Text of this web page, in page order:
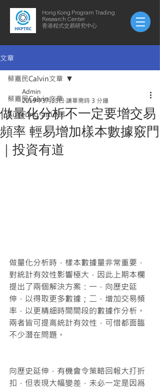
Hong Kong Program Trading
Research Center
​​香港程式交易研究中心
文章
蔡嘉民Calvin文章
AuYeung-articles
蔡嘉民Calvin文章
做量化分析不一定要增交易
頻率 輕易增加樣本數據竅門
｜投資有道
Admin
2019年3月25日 讀畢需時 3 分鐘
做量化分析時，樣本數據量非常重要，
對統計有效性影響極大，因此上期本欄
提出了兩個解決方案：一，向歷史延
伸，以得取更多數據；二，增加交易頻
率，以更精細時間間段的數據作分析。
兩者皆可提高統計有效性，可惜都面臨
不少潛在問題。
向歷史延伸，有機會令策略回報大打折
扣，但表現大幅變差，未必一定是因爲